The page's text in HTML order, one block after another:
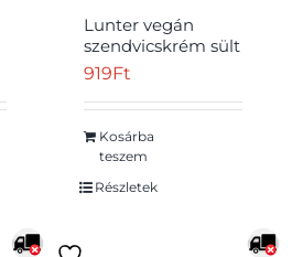
Lunter vegán
szendvicskrém sült
hagymás
919Ft
Kosárba
teszem
Részletek